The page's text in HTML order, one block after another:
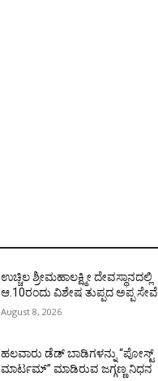
ಉಚ್ಚಿಲ ಶ್ರೀಮಹಾಲಕ್ಷ್ಮೀ ದೇವಸ್ಥಾನದಲ್ಲಿ
ಆ.10ರಂದು ವಿಶೇಷ ತುಪ್ಪದ ಅಪ್ಪ ಸೇವೆ
August 8, 2026
ಹಲವಾರು ಡೆಡ್ ಬಾಡಿಗಳನ್ನು “ಪೋಸ್ಟ್
ಮಾರ್ಟಮ್” ಮಾಡಿರುವ ಜಗ್ಗಣ್ಣ ನಿಧನ